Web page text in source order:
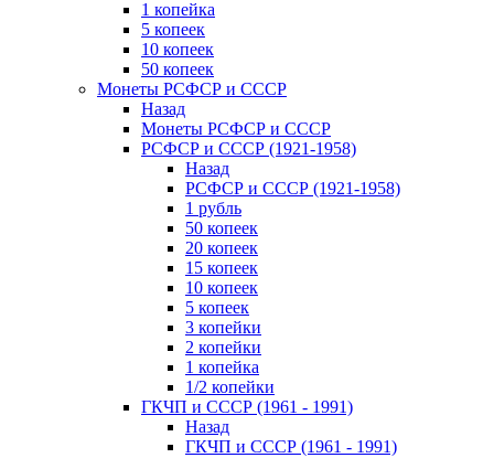
1 копейка
5 копеек
10 копеек
50 копеек
Монеты РСФСР и СССР
Назад
Монеты РСФСР и СССР
РСФСР и СССР (1921-1958)
Назад
РСФСР и СССР (1921-1958)
1 рубль
50 копеек
20 копеек
15 копеек
10 копеек
5 копеек
3 копейки
2 копейки
1 копейка
1/2 копейки
ГКЧП и СССР (1961 - 1991)
Назад
ГКЧП и СССР (1961 - 1991)